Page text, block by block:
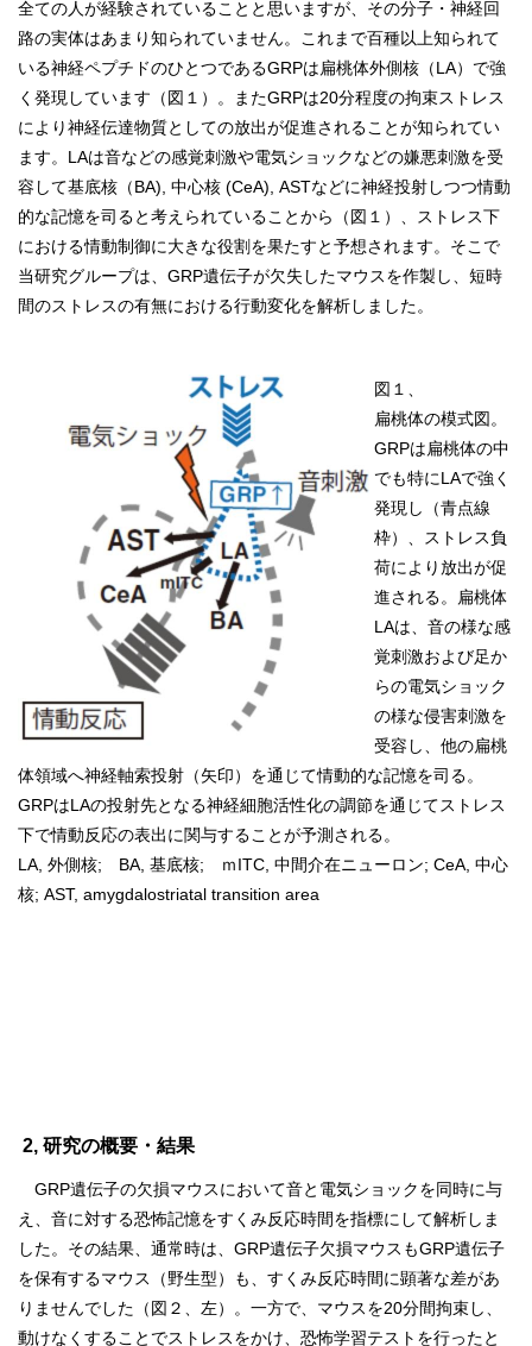
全ての人が経験されていることと思いますが、その分子・神経回
路の実体はあまり知られていません。これまで百種以上知られて
いる神経ペプチドのひとつであるGRPは扁桃体外側核（LA）で強
く発現しています（図１）。またGRPは20分程度の拘束ストレス
により神経伝達物質としての放出が促進されることが知られてい
ます。LAは音などの感覚刺激や電気ショックなどの嫌悪刺激を受
容して基底核（BA), 中心核 (CeA), ASTなどに神経投射しつつ情動
的な記憶を司ると考えられていることから（図１）、ストレス下
における情動制御に大きな役割を果たすと予想されます。そこで
当研究グループは、GRP遺伝子が欠失したマウスを作製し、短時
間のストレスの有無における行動変化を解析しました。
図１、
扁桃体の模式図。
GRPは扁桃体の中
でも特にLAで強く
発現し（青点線
枠）、ストレス負
荷により放出が促
進される。扁桃体
LAは、音の様な感
覚刺激および足か
らの電気ショック
の様な侵害刺激を
受容し、他の扁桃
体領域へ神経軸索投射（矢印）を通じて情動的な記憶を司る。
GRPはLAの投射先となる神経細胞活性化の調節を通じてストレス
下で情動反応の表出に関与することが予測される。
LA, 外側核; BA, 基底核; ｍITC, 中間介在ニューロン; CeA, 中心
核; AST, amygdalostriatal transition area
2, 研究の概要・結果
GRP遺伝子の欠損マウスにおいて音と電気ショックを同時に与
え、音に対する恐怖記憶をすくみ反応時間を指標にして解析しま
した。その結果、通常時は、GRP遺伝子欠損マウスもGRP遺伝子
を保有するマウス（野生型）も、すくみ反応時間に顕著な差があ
りませんでした（図２、左）。一方で、マウスを20分間拘束し、
動けなくすることでストレスをかけ、恐怖学習テストを行ったと